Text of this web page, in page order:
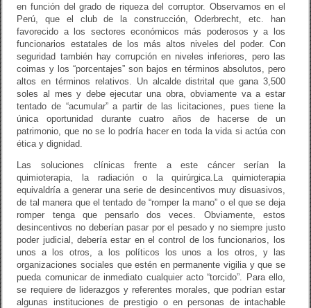
en función del grado de riqueza del corruptor. Observamos en el
Perú, que el club de la construcción, Oderbrecht, etc. han
favorecido a los sectores económicos más poderosos y a los
funcionarios estatales de los más altos niveles del poder. Con
seguridad también hay corrupción en niveles inferiores, pero las
coimas y los “porcentajes” son bajos en términos absolutos, pero
altos en términos relativos. Un alcalde distrital que gana 3,500
soles al mes y debe ejecutar una obra, obviamente va a estar
tentado de “acumular” a partir de las licitaciones, pues tiene la
única oportunidad durante cuatro años de hacerse de un
patrimonio, que no se lo podría hacer en toda la vida si actúa con
ética y dignidad.
Las soluciones clínicas frente a este cáncer serían la
quimioterapia, la radiación o la quirúrgica.La quimioterapia
equivaldría a generar una serie de desincentivos muy disuasivos,
de tal manera que el tentado de “romper la mano” o el que se deja
romper tenga que pensarlo dos veces. Obviamente, estos
desincentivos no deberían pasar por el pesado y no siempre justo
poder judicial, debería estar en el control de los funcionarios, los
unos a los otros, a los políticos los unos a los otros, y las
organizaciones sociales que estén en permanente vigilia y que se
pueda comunicar de inmediato cualquier acto “torcido”. Para ello,
se requiere de liderazgos y referentes morales, que podrían estar
algunas instituciones de prestigio o en personas de intachable